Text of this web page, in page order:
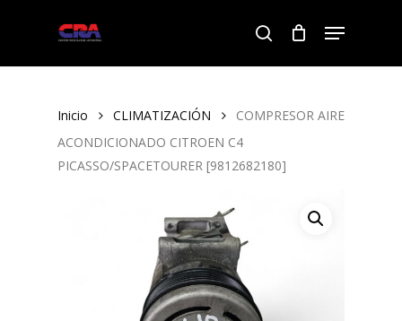
search
Menu
Inicio CLIMATIZACIÓN
COMPRESOR AIRE
ACONDICIONADO CITROEN C4
PICASSO/SPACETOURER [9812682180]